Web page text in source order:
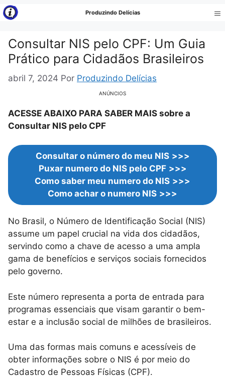
Pular
para
conteúdo
Produzindo Delícias
Consultar NIS pelo CPF: Um Guia
Prático para Cidadãos Brasileiros
abril 7, 2024 Por Produzindo Delícias
ANÚNCIOS
ACESSE ABAIXO PARA SABER MAIS sobre a
Consultar NIS pelo CPF
Consultar o número do meu NIS >>>
Puxar numero do NIS pelo CPF >>>
Como saber meu numero do NIS >>>
Como achar o numero NIS >>>
No Brasil, o Número de Identificação Social (NIS)
assume um papel crucial na vida dos cidadãos,
servindo como a chave de acesso a uma ampla
gama de benefícios e serviços sociais fornecidos
pelo governo.
Este número representa a porta de entrada para
programas essenciais que visam garantir o bem-
estar e a inclusão social de milhões de brasileiros.
Uma das formas mais comuns e acessíveis de
obter informações sobre o NIS é por meio do
Cadastro de Pessoas Físicas (CPF).